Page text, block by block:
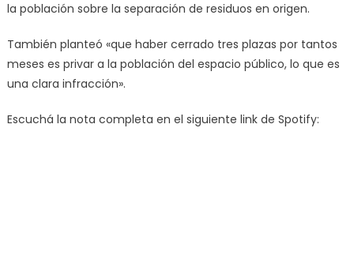
la población sobre la separación de residuos en origen.
También planteó «que haber cerrado tres plazas por tantos
meses es privar a la población del espacio público, lo que es
una clara infracción».
Escuchá la nota completa en el siguiente link de Spotify: